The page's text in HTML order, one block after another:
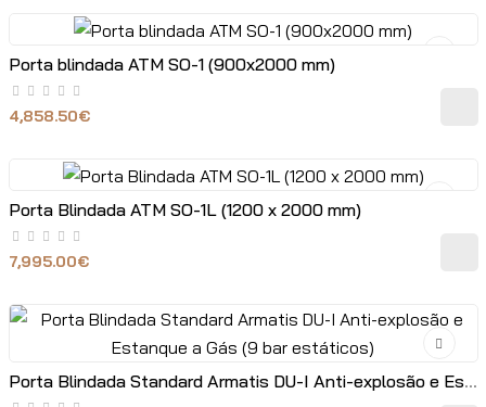
Porta blindada ATM SO-1 (900x2000 mm)
4,858.50€
Porta Blindada ATM SO-1L (1200 x 2000 mm)
7,995.00€
Porta Blindada Standard Armatis DU-I Anti-explosão e Estanque a Gás (9 bar estáticos)